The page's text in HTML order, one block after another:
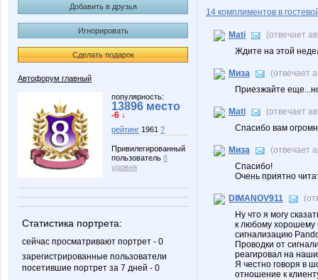
Добавить в друзья
Игнорировать
Сделать подарок
Автофорум главный
популярность:
13896 место
-6 ↓
рейтинг 1961 ?
Привилегированный
пользователь 8
уровня
Статистика портрета:
сейчас просматривают портрет - 0
зарегистрированные пользователи
посетившие портрет за 7 дней - 0
14 комплиментов в
Mati
(отвечает
Ждите на этой
Миза
(отвечает
Приезжайте
Mati
(отвечает
Спасибо вам
Миза
(отвечает
Спасибо!
Очень приятно
DIMANOV911
Ну что я могу
к любому хорошему
сигнализацию
Проводки от
реагировал на
Я честно говоря в
отношение к